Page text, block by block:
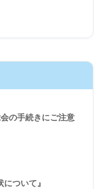
の手続きにご注意
について』